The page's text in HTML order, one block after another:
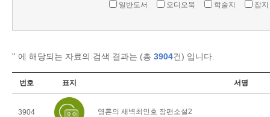
일반도서
오디오북 학술지 잡지
'' 에 해당되는 자료의 검색 결과는 (총 3904건) 입니다.
번호 표지 서명
3904 영혼의 새벽최인호 장편소설2